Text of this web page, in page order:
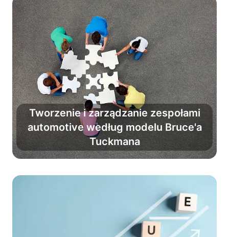
Tworzenie i zarządzanie zespołami
automotive według modelu Bruce'a
Tuckmana
Pokonaj chaos i zmień grupę
w profesjonalny zespół.